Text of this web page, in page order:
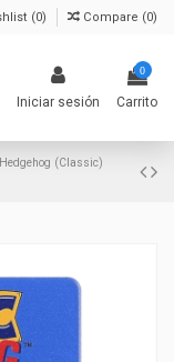
(0) Compare (0)
Iniciar sesión
0
Carrito
(Classic)